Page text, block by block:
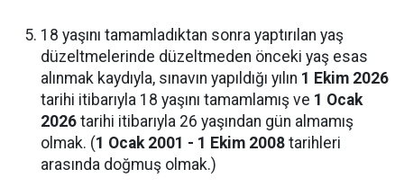
18 yaşını tamamladıktan sonra yaptırılan yaş
düzeltmelerinde düzeltmeden önceki yaş esas
alınmak kaydıyla, sınavın yapıldığı yılın 1 Ekim 2026
tarihi itibarıyla 18 yaşını tamamlamış ve 1 Ocak
2026 tarihi itibarıyla 26 yaşından gün almamış
olmak. (1 Ocak 2001 - 1 Ekim 2008 tarihleri
arasında doğmuş olmak.)